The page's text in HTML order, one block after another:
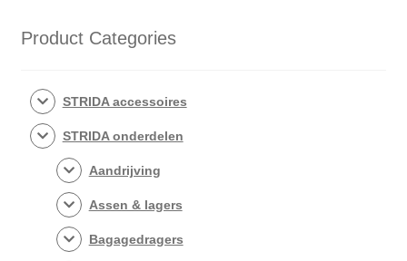
Product Categories
STRIDA accessoires
STRIDA onderdelen
Aandrijving
Assen & lagers
Bagagedragers